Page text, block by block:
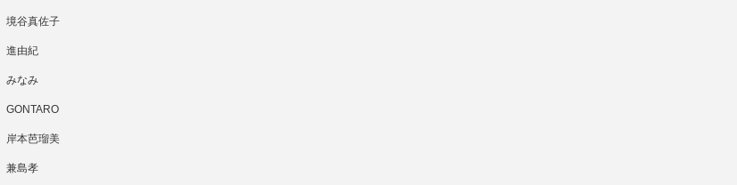
境谷真佐子
進由紀
みなみ
GONTARO
岸本芭瑠美
兼島孝